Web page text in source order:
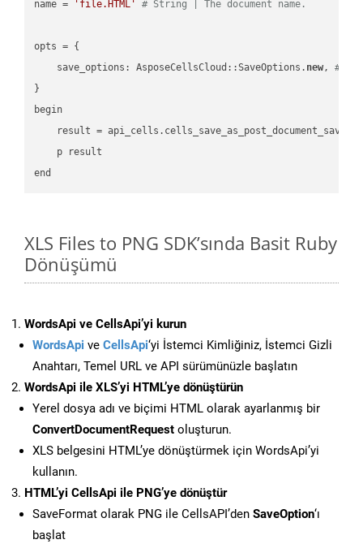
name =
'file.HTML' # String | The document name.
opts = {
    save_options: AsposeCellsCloud::SaveOptions.
new, #
}
begin
result =
    p result
XLS Files to PNG SDK’sında Basit Ruby
Dönüşümü
WordsApi ve CellsApi’yi kurun
WordsApi ve CellsApi‘yi İstemci Kimliğiniz, İstemci Gizli
Anahtarı, Temel URL ve API sürümünüzle başlatın
WordsApi ile XLS’yi HTML’ye dönüştürün
Yerel dosya adı ve biçimi HTML olarak ayarlanmış bir
ConvertDocumentRequest oluşturun.
XLS belgesini HTML’ye dönüştürmek için WordsApi’yi
kullanın.
HTML’yi CellsApi ile PNG’ye dönüştür
SaveFormat olarak PNG ile CellsAPI’den SaveOption‘ı
başlat